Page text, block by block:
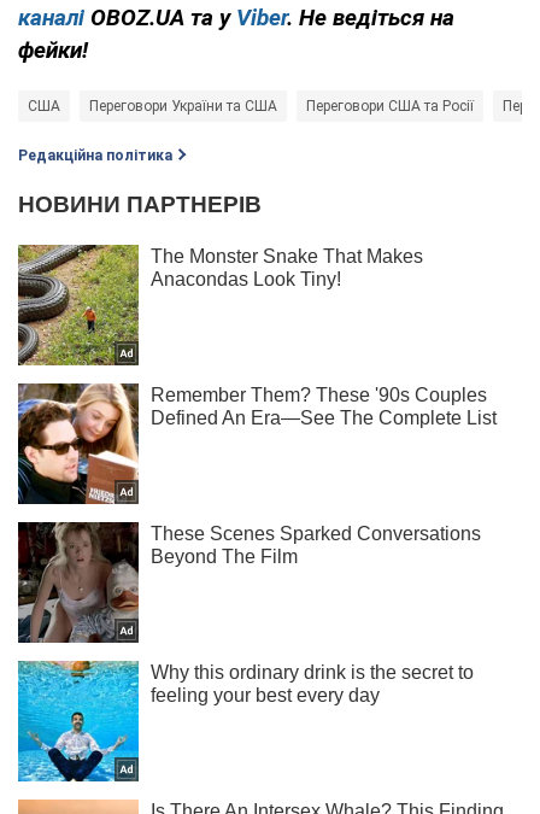
каналі OBOZ.UA та у Viber. Не ведіться на
фейки!
США Переговори України та США Переговори США та Росії
Редакційна політика